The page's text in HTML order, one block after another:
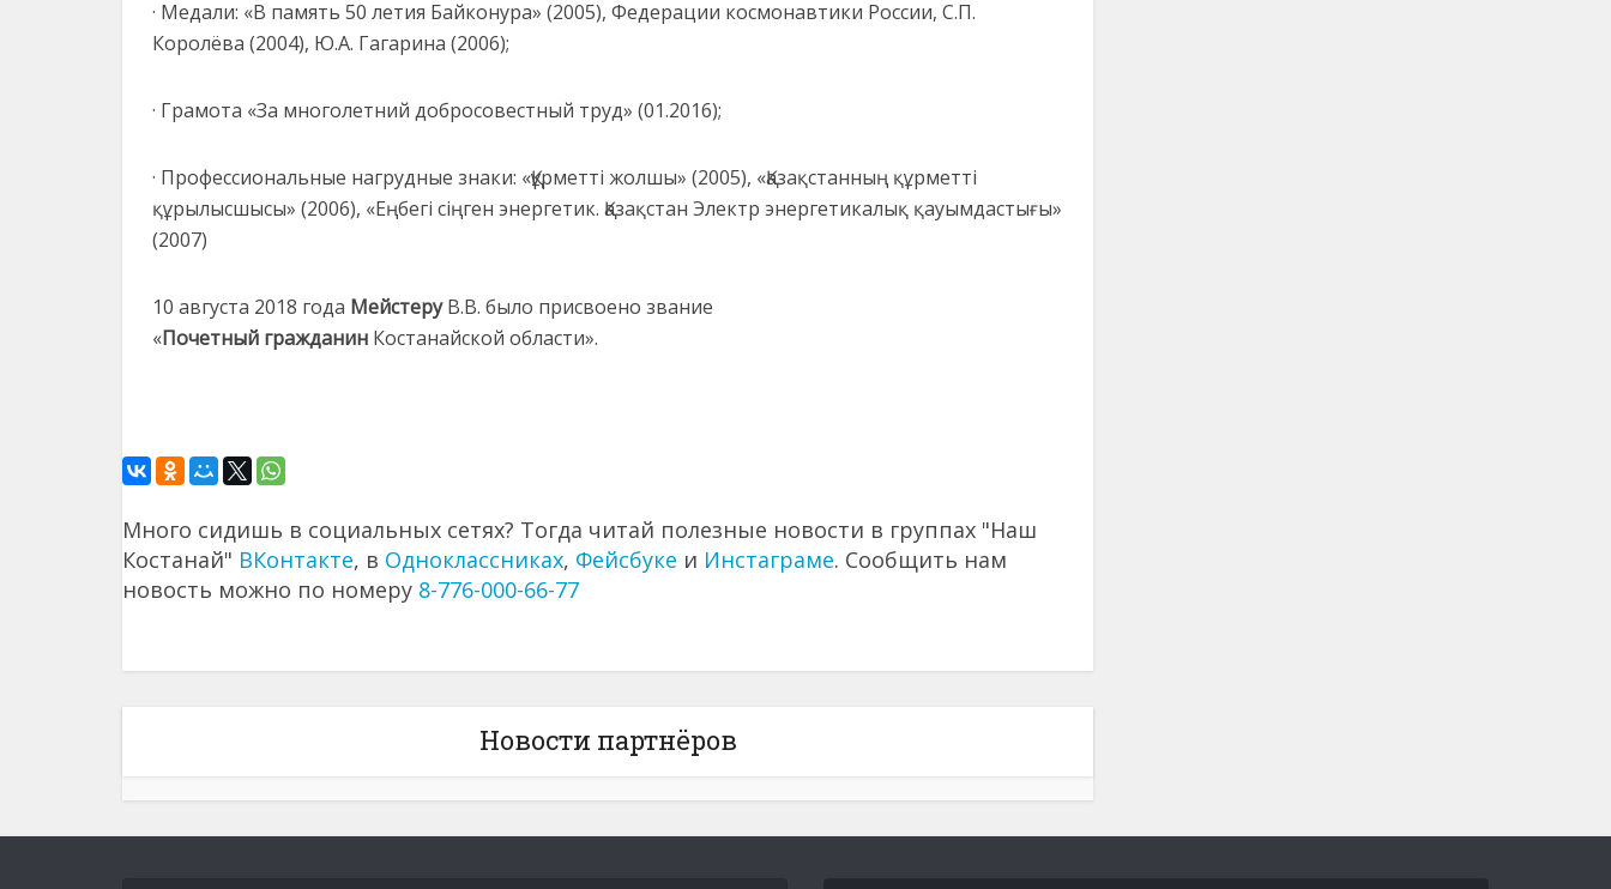
· Медали: «В память 50 летия Байконура» (2005), Федерации космонавтики России, С.П.
Королёва (2004), Ю.А. Гагарина (2006);
· Грамота «За многолетний добросовестный труд» (01.2016);
· Профессиональные нагрудные знаки: «Құрметті жолшы» (2005), «Қазақстанның құрметті
құрылысшысы» (2006), «Еңбегі сіңген энергетик. Қазақстан Электр энергетикалық қауымдастығы»
(2007)
10 августа 2018 года МейстеруВ.В. было присвоено звание
«Почетный гражданин Костанайской области».
Много сидишь в социальных сетях? Тогда читай полезные новости в группах "Наш
Костанай" ВКонтакте, в Одноклассниках, Фейсбуке и Инстаграме. Сообщить нам
новость можно по номеру 8-776-000-66-77
Новости партнёров